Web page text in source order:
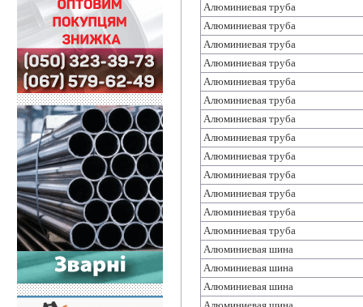
Алюминиевая труба
Алюминиевая труба
Алюминиевая труба
Алюминиевая труба
Алюминиевая труба
Алюминиевая труба
Алюминиевая труба
Алюминиевая труба
Алюминиевая труба
Алюминиевая труба
Алюминиевая труба
Алюминиевая труба
Алюминиевая труба
Алюминиевая шина
Алюминиевая шина
Алюминиевая шина